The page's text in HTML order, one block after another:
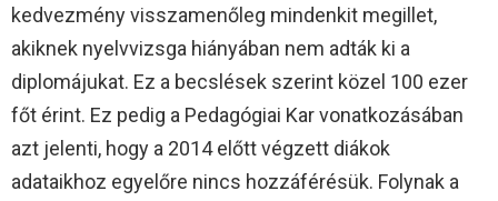
kedvezmény visszamenőleg mindenkit megillet,
akiknek nyelvvizsga hiányában nem adták ki a
diplomájukat. Ez a becslések szerint közel 100 ezer
főt érint. Ez pedig a Pedagógiai Kar vonatkozásában
azt jelenti, hogy a 2014 előtt végzett diákok
adataikhoz egyelőre nincs hozzáférésük. Folynak a